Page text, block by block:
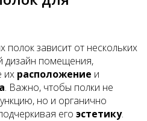
зависит от нескольких
дизайн помещения,
их расположение и
. Важно, чтобы полки не
но и органично
его эстетику.